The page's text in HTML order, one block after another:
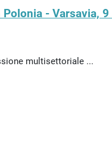
- Varsavia,
multisettoriale ...